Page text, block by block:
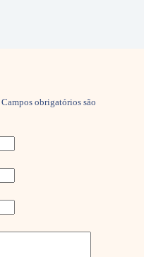
Campos obrigatórios são